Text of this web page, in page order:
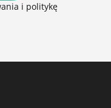
i politykę